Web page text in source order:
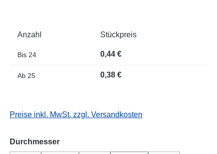
Anzahl Stückpreis
Bis 24 0,44 €
Ab 25 0,38 €
Preise inkl. MwSt. zzgl. Versandkosten
Durchmesserauswählen